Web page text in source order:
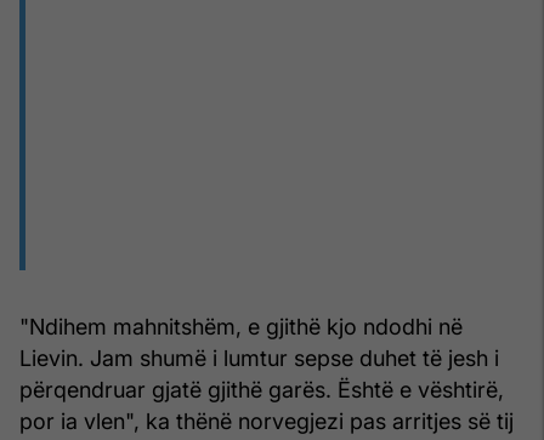
"Ndihem mahnitshëm, e gjithë kjo ndodhi në
Lievin. Jam shumë i lumtur sepse duhet të jesh i
përqendruar gjatë gjithë garës. Është e vështirë,
por ia vlen", ka thënë norvegjezi pas arritjes së tij